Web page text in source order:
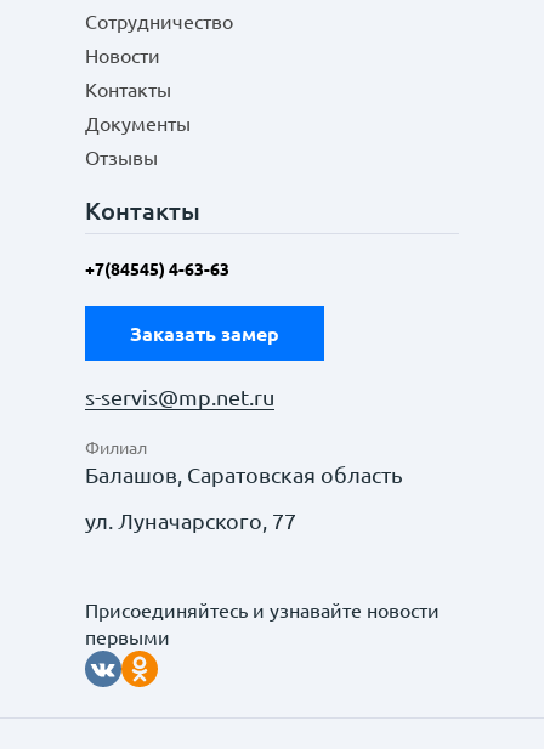
Сотрудничество
Новости
Контакты
Документы
Отзывы
Контакты
+7(84545) 4-63-63
Заказать замер
s-servis@mp.net.ru
Филиал
Балашов, Саратовская область
ул. Луначарского, 77
Присоединяйтесь и узнавайте новости
первыми